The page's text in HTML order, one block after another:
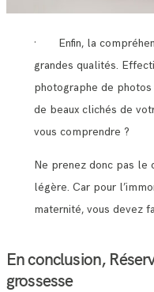
· Enfin, la
grandes qualités.
photographe de
de beaux clichés de
vous comprendre ?
Ne prenez donc pas le
légère. Car pour
maternité, vous devez
En conclusion,
grossesse